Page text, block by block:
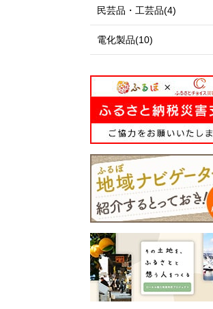
民芸品・工芸品(4)
電化製品(10)